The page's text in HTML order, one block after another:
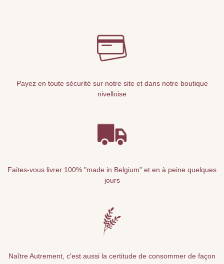
Payez en toute sécurité sur notre site et dans notre boutique
nivelloise
Faites-vous livrer 100% "made in Belgium" et en à peine quelques
jours
Naître Autrement, c'est aussi la certitude de consommer de façon